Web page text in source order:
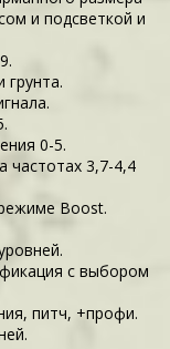
и подсветкой и
грунта.
0-5.
частотах 3,7-4,4
Boost.
с выбором
питч, +профи.